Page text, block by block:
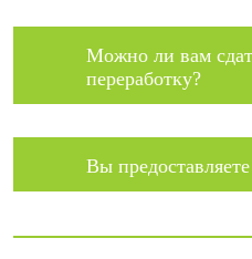
Можно ли вам
переработку?
Вы